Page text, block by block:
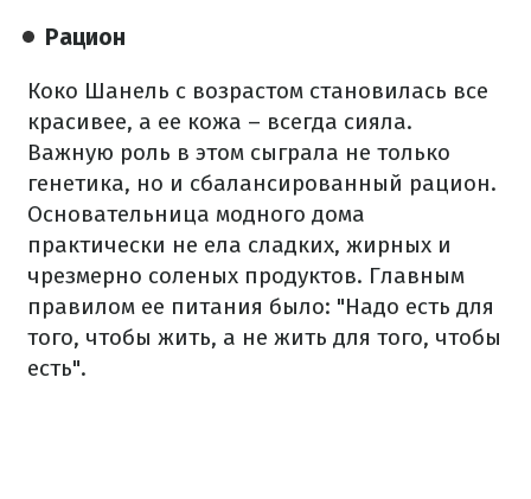
Рацион
Коко Шанель с возрастом становилась все
красивее, а ее кожа – всегда сияла.
Важную роль в этом сыграла не только
генетика, но и сбалансированный рацион.
Основательница модного дома
практически не ела сладких, жирных и
чрезмерно соленых продуктов. Главным
правилом ее питания было: "Надо есть для
того, чтобы жить, а не жить для того, чтобы
есть".